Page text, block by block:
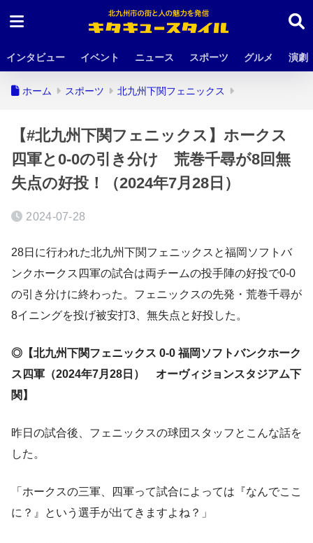
インタビュー イベント ニュース スポーツ グルメ 演劇
ホーム スポーツ 北九州下関フェニックス
【#北九州下関フェニックス】ホークス
四軍と0-0の引き分け 荒巻千尋が8回無
失点の好投！（2024年7月28日）
2024-07-28
28日に行われた北九州下関フェニックスと福岡ソフトバ
ンクホークス四軍の試合は両チームの投手陣の好投で0-0
の引き分けに終わった。フェニックスの先発・荒巻千尋が
8イニングを投げ被安打3、無失点と好投した。
◎【北九州下関フェニックス 0-0 福岡ソフトバンクホーク
ス四軍（2024年7月28日） オーヴィジョンスタジアム下
関】
昨日の試合後、フェニックスの球団スタッフとこんな話を
した。
「ホークスの三軍、四軍って試合によっては『なんでここ
に？』という選手が出てきますよね？」